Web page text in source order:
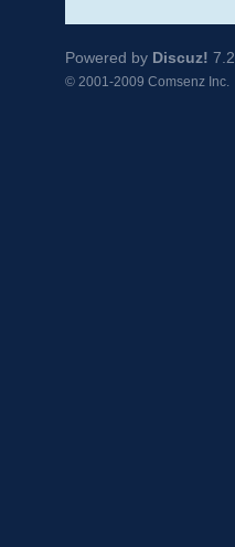
Powered by Discuz! 7.2
© 2001-2009 Comsenz Inc.